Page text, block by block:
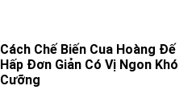
Cách Chế Biến Cua Hoàng Đế
Hấp Đơn Giản Có Vị Ngon Khó
Cưỡng